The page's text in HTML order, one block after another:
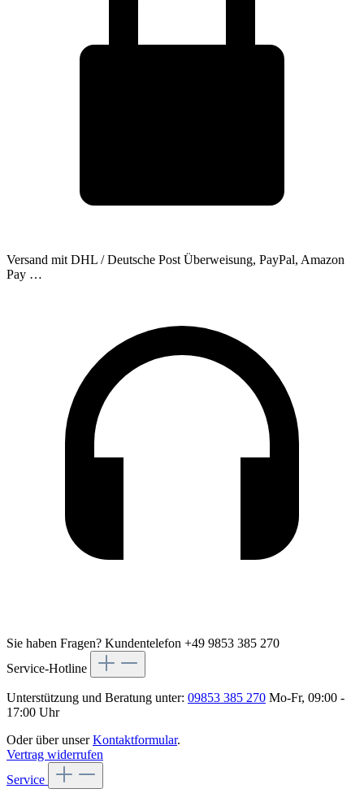
Versand mit DHL / Deutsche Post Überweisung, PayPal, Amazon
Pay …
Sie haben Fragen? Kundentelefon +49 9853 385 270
Service-Hotline
Unterstützung und Beratung unter: 09853 385 270 Mo-Fr, 09:00 -
17:00 Uhr
Oder über unserKontaktformular.
Vertrag widerrufen
Service